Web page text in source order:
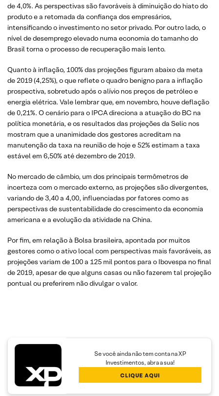
de 4,0%. As perspectivas são favoráveis à diminuição do hiato do
produto e a retomada da confiança dos empresários,
intensificando o investimento no setor privado. Por outro lado, o
nível de desemprego elevado numa economia do tamanho do
Brasil torna o processo de recuperação mais lento.
Quanto à inflação, 100% das projeções figuram abaixo da meta
de 2019 (4,25%), o que reflete o quadro benigno para a inflação
prospectiva, sobretudo após o alívio nos preços de petróleo e
energia elétrica. Vale lembrar que, em novembro, houve deflação
de 0,21%. O cenário para o IPCA direciona a atuação do BC na
política monetária, e os resultados das projeções da Selic nos
mostram que a unanimidade dos gestores acreditam na
manutenção da taxa na reunião de hoje e 52% estimam a taxa
estável em 6,50% até dezembro de 2019.
No mercado de câmbio, um dos principais termômetros de
incerteza com o mercado externo, as projeções são divergentes,
variando de 3,40 a 4,00, influenciadas por fatores como as
perspectivas de sustentabilidade do crescimento da economia
americana e a evolução da atividade na China.
Por fim, em relação à Bolsa brasileira, apontada por muitos
gestores como o ativo local com perspectivas mais favoráveis, as
projeções variam de 100 a 125 mil pontos para o Ibovespa no final
de 2019, apesar de que alguns casas ou não fazerem tal projeção
pontual ou preferirem não divulgar o valor.
Se você ainda não tem conta na XP
Investimentos, abra a sua!
CLIQUE AQUI